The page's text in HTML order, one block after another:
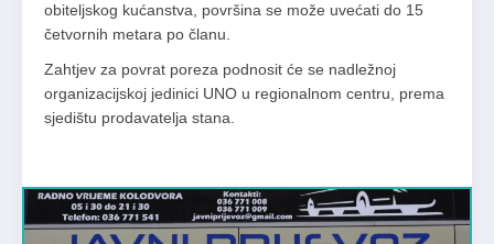
obiteljskog kućanstva, površina se može uvećati do 15
četvornih metara po članu.
Zahtjev za povrat poreza podnosit će se nadležnoj
organizacijskoj jedinici UNO u regionalnom centru, prema
sjedištu prodavatelja stana.